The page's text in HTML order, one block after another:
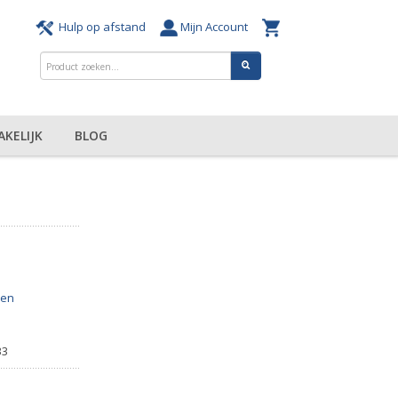
Hulp op afstand Mijn Account
BLOG